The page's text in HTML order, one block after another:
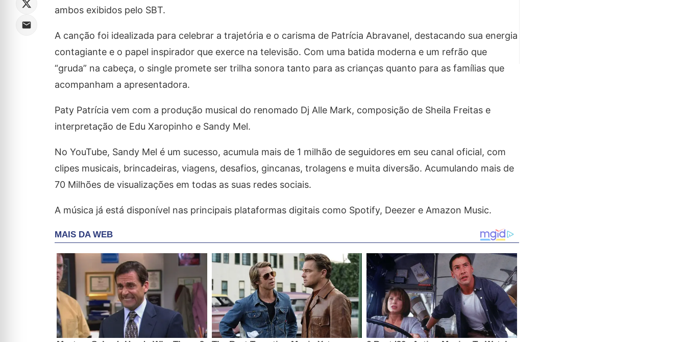
ambos exibidos pelo SBT.
​A canção foi idealizada para celebrar a trajetória e o carisma de Patrícia Abravanel, destacando sua energia
contagiante e o papel inspirador que exerce na televisão. Com uma batida moderna e um refrão que
“gruda” na cabeça, o single promete ser trilha sonora tanto para as crianças quanto para as famílias que
acompanham a apresentadora.
Paty Patrícia vem com a produção musical do renomado Dj Alle Mark, composição de Sheila Freitas e
interpretação de Edu Xaropinho e Sandy Mel.
No YouTube, Sandy Mel é um sucesso, acumula mais de 1 milhão de seguidores em seu canal oficial, com
clipes musicais, brincadeiras, viagens, desafios, gincanas, trolagens e muita diversão. Acumulando mais de
70 Milhões de visualizações em todas as suas redes sociais.
A música já está disponível nas principais plataformas digitais como Spotify, Deezer e Amazon Music.